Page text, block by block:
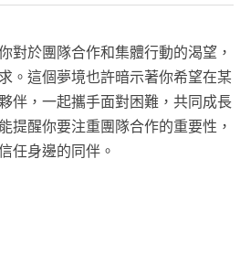
對於團隊合作和集體行動的渴望，
。這個夢境也許暗示著你希望在某
伴，一起攜手面對困難，共同成長
提醒你要注重團隊合作的重要性，
任身邊的同伴。